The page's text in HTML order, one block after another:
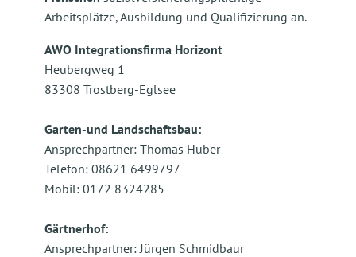
Leben und Wohnen
Arbeitsplätze, Ausbildung und Qualifizierung an.
AWO Integrationsfirma Horizont
Heubergweg 1
83308 Trostberg-Eglsee
Garten-und Landschaftsbau:
Ansprechpartner: Thomas Huber
Telefon: 08621 6499797
Mobil: 0172 8324285
Gärtnerhof:
Ansprechpartner: Jürgen Schmidbaur